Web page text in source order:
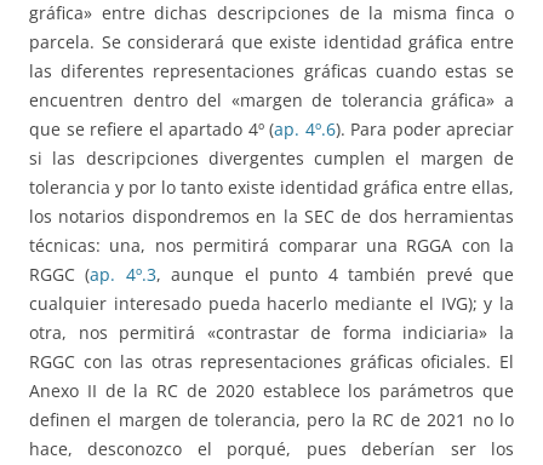
gráfica» entre dichas descripciones de la misma finca o
parcela. Se considerará que existe identidad gráfica entre
las diferentes representaciones gráficas cuando estas se
encuentren dentro del «margen de tolerancia gráfica» a
que se refiere el apartado 4º (ap. 4º.6). Para poder apreciar
si las descripciones divergentes cumplen el margen de
tolerancia y por lo tanto existe identidad gráfica entre ellas,
los notarios dispondremos en la SEC de dos herramientas
técnicas: una, nos permitirá comparar una RGGA con la
RGGC (ap. 4º.3, aunque el punto 4 también prevé que
cualquier interesado pueda hacerlo mediante el IVG); y la
otra, nos permitirá «contrastar de forma indiciaria» la
RGGC con las otras representaciones gráficas oficiales. El
Anexo II de la RC de 2020 establece los parámetros que
definen el margen de tolerancia, pero la RC de 2021 no lo
hace, desconozco el porqué, pues deberían ser los